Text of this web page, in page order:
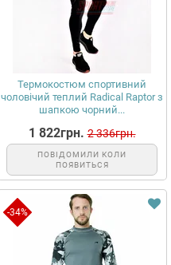
Термокостюм спортивний
чоловічий теплий Radical Raptor з
шапкою чорний...
1 822грн. 2 336грн.
ПОВІДОМИЛИ КОЛИ
ПОЯВИТЬСЯ
-34%